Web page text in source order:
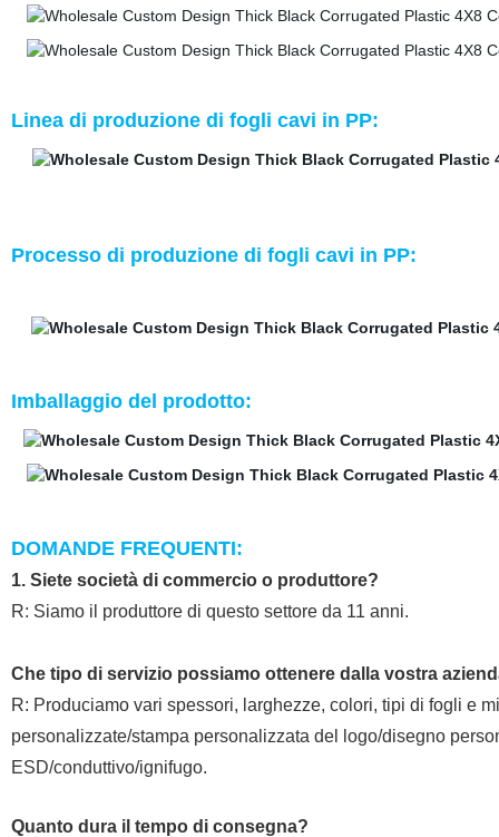
Linea di produzione di fogli cavi in PP:
Processo di produzione di fogli cavi in PP:
Imballaggio del prodotto:
DOMANDE FREQUENTI:
1. Siete società di commercio o produttore?
R: Siamo il produttore di questo settore da 11 anni.
Che tipo di servizio possiamo ottenere dalla vostra
R: Produciamo vari spessori, larghezze, colori, tipi di fogli e
personalizzate/stampa personalizzata del logo/disegno
ESD/conduttivo/ignifugo.
Quanto dura il tempo di consegna?